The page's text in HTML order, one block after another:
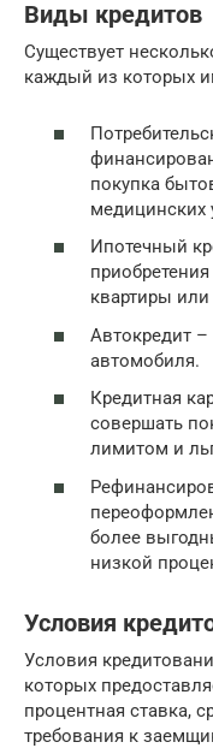
Виды кредитов
Существует
каждый из которых
покупка
медицинских
Ипотечный
квартиры
Автокредит –
автомобиля.
Кредитная
совершать
лимитом и
более
низкой
Условия
Условия
которых
процентная ставка,
требования к